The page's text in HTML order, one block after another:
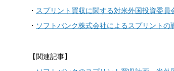
・ スプリント買収に関する対米外国投資委
・ ソフトバンク株式会社によるスプリント
【関連記事】